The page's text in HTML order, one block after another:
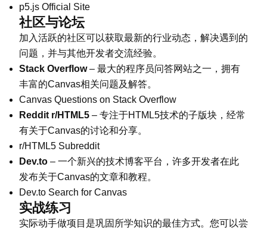
p5.js Official Site
社区与论坛
加入活跃的社区可以获取最新的行业动态，解决遇到的
问题，并与其他开发者交流经验。
Stack Overflow– 最大的程序员问答网站之一，拥有
丰富的Canvas相关问题及解答。
Canvas Questions on Stack Overflow
Reddit r/HTML5 – 专注于HTML5技术的子版块，经常
有关于Canvas的讨论和分享。
r/HTML5 Subreddit
Dev.to – 一个新兴的技术博客平台，许多开发者在此
发布关于Canvas的文章和教程。
Dev.to Search for Canvas
实战练习
实际动手做项目是巩固所学知识的最佳方式。您可以尝